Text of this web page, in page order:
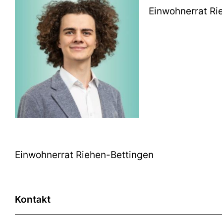
Einwohnerrat
Einwohnerrat Riehen-Bettingen
Kontakt